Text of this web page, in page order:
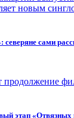
новым
сами
этап